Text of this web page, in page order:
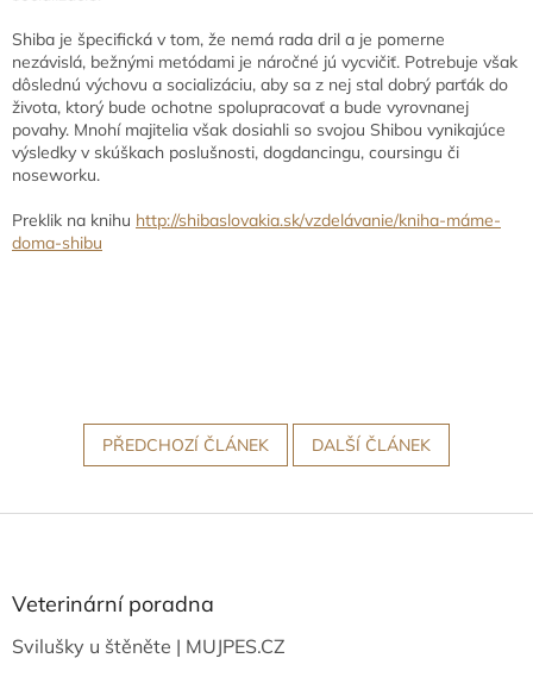
Shiba je špecifická v tom, že nemá rada dril a je pomerne
nezávislá, bežnými metódami je náročné jú vycvičiť. Potrebuje však
dôslednú výchovu a socializáciu, aby sa z nej stal dobrý parťák do
života, ktorý bude ochotne spolupracovať a bude vyrovnanej
povahy. Mnohí majitelia však dosiahli so svojou Shibou vynikajúce
výsledky v skúškach poslušnosti, dogdancingu, coursingu či
noseworku.
Preklik na knihu http://shibaslovakia.sk/vzdelávanie/kniha-máme-
doma-shibu
PŘEDCHOZÍ ČLÁNEK DALŠÍ ČLÁNEK
Z
aVeterinární poradna
Svilušky u štěněte | MUJPES.CZ